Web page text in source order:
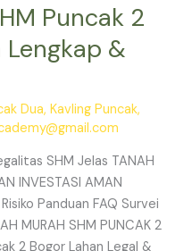
Puncak 2
Lengkap &
Dua,Kavling Puncak,
SHM Jelas TANAH
INVESTASI AMAN
Panduan FAQ Survei
MURAH SHM PUNCAK 2
2 Bogor Lahan Legal &